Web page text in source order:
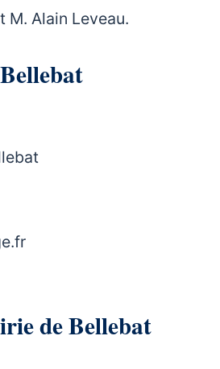
M. Alain Leveau.
de Bellebat